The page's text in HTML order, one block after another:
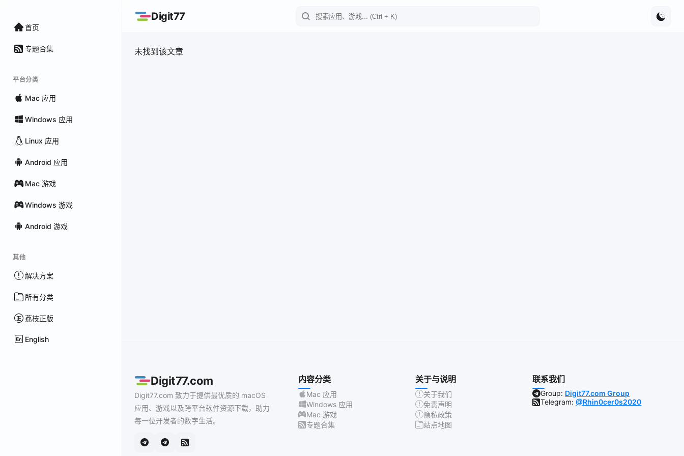
首页
专题合集
平台分类
Mac 应用
Windows 应用
Linux 应用
Android 应用
Mac 游戏
Windows 游戏
Android 游戏
其他
解决方案
所有分类
荔枝正版
English
Digit77
未找到该文章
Digit77.com
Digit77.com 致力于提供最优质的 macOS
应用、游戏以及跨平台软件资源下载，助力
每一位开发者的数字生活。
内容分类
Mac 应用
Windows 应用
Mac 游戏
专题合集
关于与说明
关于我们
免责声明
隐私政策
站点地图
联系我们
Group: Digit77.com Group
Telegram:@Rhin0cer0s2020